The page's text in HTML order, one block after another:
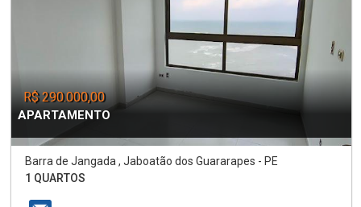
R$ 290.000,00
APARTAMENTO
Barra de Jangada , Jaboatão dos Guararapes - PE
1 QUARTOS